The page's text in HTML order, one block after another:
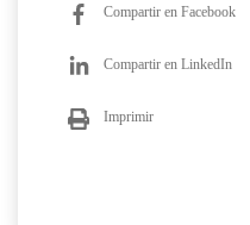
Compartir en Facebook
Compartir en LinkedIn
Imprimir